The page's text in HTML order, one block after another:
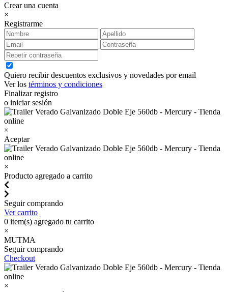
Crear una cuenta
×
Registrarme
Quiero recibir descuentos exclusivos y novedades por email
Ver los términos y condiciones
Finalizar registro
o iniciar sesión
×
Aceptar
×
Producto agregado a carrito
Seguir comprando
Ver carrito
0 item(s) agregado tu carrito
×
MUTMA
Seguir comprando
Checkout
×